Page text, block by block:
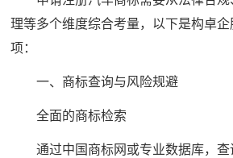
理等多个维度综合考量，以下是构卓
项：
一、商标查询与风险规避
全面的商标检索
通过中国商标网或专业数据库，查